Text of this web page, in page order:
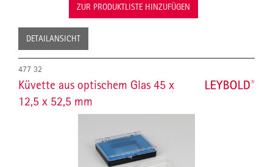
ZUR PRODUKTLISTE HINZUFÜGEN
DETAILANSICHT
477 32
Küvette aus optischem Glas 45 x
12,5 x 52,5 mm